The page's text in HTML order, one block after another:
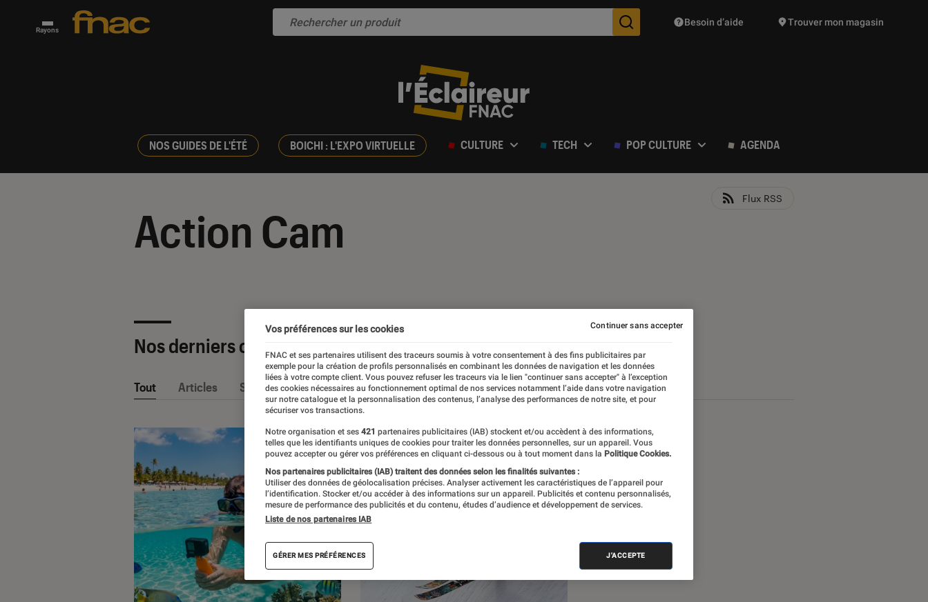
Rayons Des suggestions de produits vont vous être proposées
Besoin d’aide Trouver mon magasin
NOS GUIDES DE L'ÉTÉ BOICHI : L'EXPO VIRTUELLE CULTURE TECH POP CULTURE AGENDA
Action Cam
Flux RSS
Nos derniers contenus
Tout Articles Sélections et guides Tests
Vos préférences sur les cookies
FNAC et ses partenaires utilisent des traceurs soumis à votre consentement à des fins publicitaires par
exemple pour la création de profils personnalisés en combinant les données de navigation et les données
liées à votre compte client. Vous pouvez refuser les traceurs via le lien "continuer sans accepter" à l’exception
des cookies nécessaires au fonctionnement optimal de nos services notamment l’aide dans votre navigation
sur notre catalogue et la personnalisation des contenus, l’analyse des performances de notre site, et pour
sécuriser vos transactions.
Notre organisation et ses 421 partenaires publicitaires (IAB) stockent et/ou accèdent à des informations,
telles que les identifiants uniques de cookies pour traiter les données personnelles, sur un appareil. Vous
pouvez accepter ou gérer vos préférences en cliquant ci-dessous ou à tout moment dans la Politique Cookies.
Nos partenaires publicitaires (IAB) traitent des données selon les finalités suivantes :
Utiliser des données de géolocalisation précises. Analyser activement les caractéristiques de l’appareil pour
l’identification. Stocker et/ou accéder à des informations sur un appareil. Publicités et contenu personnalisés,
mesure de performance des publicités et du contenu, études d’audience et développement de services.
Liste de nos partenaires IAB
GÉRER MES PRÉFÉRENCES J'ACCEPTE
Continuer sans accepter